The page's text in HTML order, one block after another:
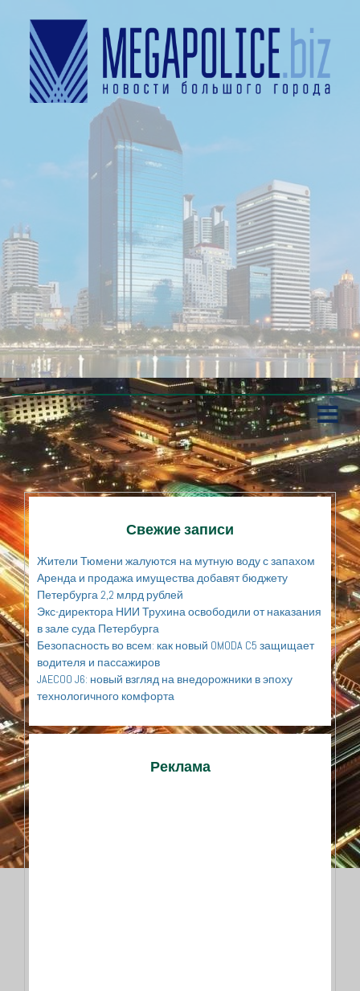
П
е
р
е
й
т
и
с
д
е
р
ж
н
ю
Свежие записи
Жители Тюмени жалуются на мутную воду с запахом
Аренда и продажа имущества добавят бюджету
Петербурга 2,2 млрд рублей
Экс-директора НИИ Трухина освободили от наказания
в зале суда Петербурга
Безопасность во всем: как новый OMODA C5 защищает
водителя и пассажиров
JAECOO J6: новый взгляд на внедорожники в эпоху
технологичного комфорта
Реклама